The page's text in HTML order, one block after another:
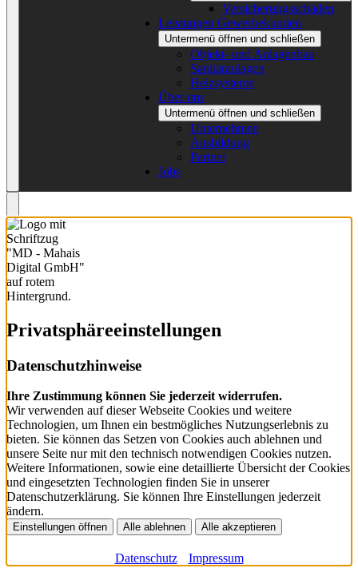
Versicherungsschäden
Leistungen Gewerbekunden
Untermenü öffnen und schließen
Objekt- und Anlagenbau
Sanitäranlagen
Heizsysteme
Über uns
Untermenü öffnen und schließen
Unternehmen
Ausbildung
Partner
Jobs
Privatsphäre­einstellungen
Datenschutzhinweise
Ihre Zustimmung können Sie jederzeit widerrufen.
Wir verwenden auf dieser Webseite Cookies und weitere
Technologien, um Ihnen ein bestmögliches Nutzungserlebnis zu
bieten. Sie können das Setzen von Cookies auch ablehnen und
unsere Seite nur mit den technisch notwendigen Cookies nutzen.
Weitere Informationen, sowie eine detaillierte Übersicht der Cookies
und eingesetzten Technologien finden Sie in unserer
Datenschutzerklärung. Sie können Ihre Einstellungen jederzeit
ändern.
Einstellungen öffnen Alle ablehnen Alle akzeptieren
Datenschutz Impressum